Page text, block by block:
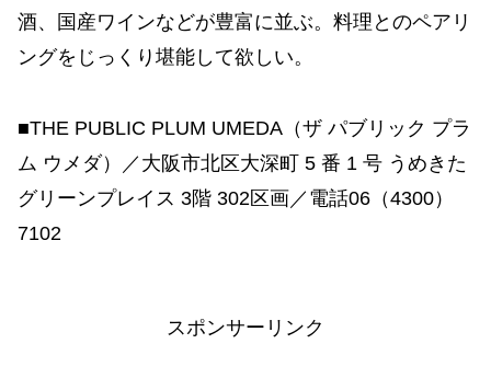
酒、国産ワインなどが豊富に並ぶ。料理とのペアリ
ングをじっくり堪能して欲しい。
■THE PUBLIC PLUM UMEDA（ザ パブリック プラ
ム ウメダ）／大阪市北区大深町 5 番 1 号 うめきた
グリーンプレイス 3階 302区画／電話06（4300）
7102
スポンサーリンク